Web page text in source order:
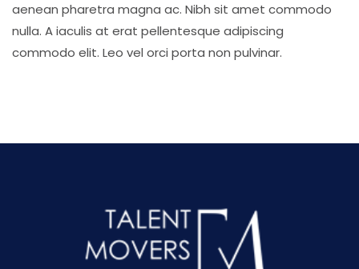
aenean pharetra magna ac. Nibh sit amet commodo
nulla. A iaculis at erat pellentesque adipiscing
commodo elit. Leo vel orci porta non pulvinar.